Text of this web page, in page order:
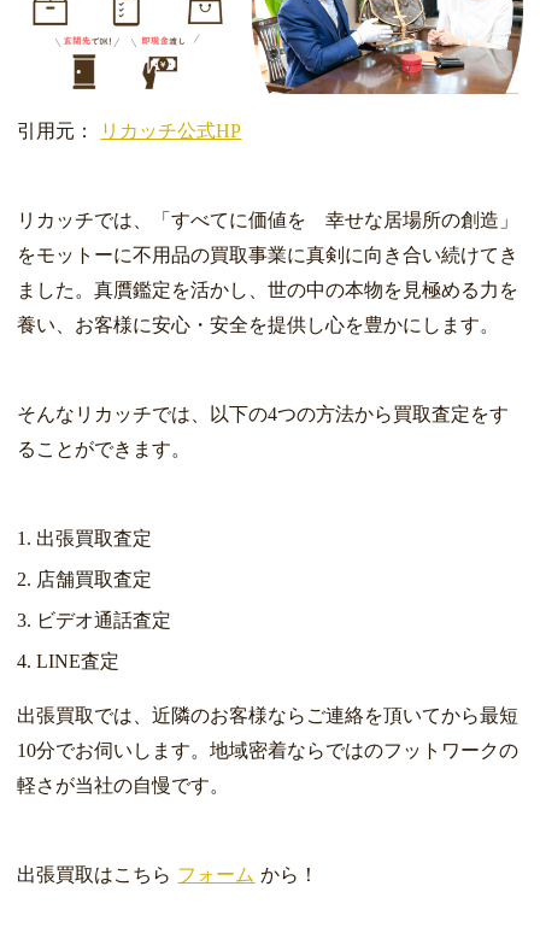
引用元： リカッチ公式HP
リカッチでは、「すべてに価値を 幸せな居場所の創造」
をモットーに不用品の買取事業に真剣に向き合い続けてき
ました。真贋鑑定を活かし、世の中の本物を見極める力を
養い、お客様に安心・安全を提供し心を豊かにします。
そんなリカッチでは、以下の4つの方法から買取査定をす
ることができます。
出張買取査定
店舗買取査定
ビデオ通話査定
LINE査定
出張買取では、近隣のお客様ならご連絡を頂いてから最短
10分でお伺いします。地域密着ならではのフットワークの
軽さが当社の自慢です。
出張買取はこちら フォーム から！